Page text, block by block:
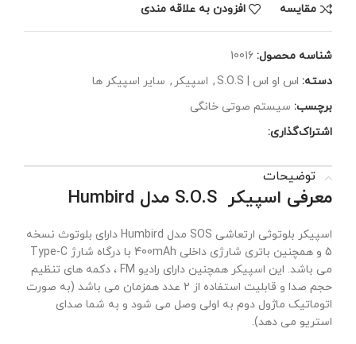
مقايسه
افزودن به علاقه مندی
شناسه محصول: 10016
دسته: اس او اس | S.O.S , اسپیکر , سایر اسپیکر ها
برچسب: سیستم صوتی خانگی
اشتراک‌گذاری:
توضیحات
معرفی اسپیکر S.O.S مدل Humbird
اسپیکر بلوتوثی ارتعاشی SOS مدل Humbird دارای بلوتوث نسخه
5 و همچنین باتری شارژی داخلی 400mAh با درگاه شارژ Type-C
می باشد. این اسپیکر همچنین دارای رادیو FM ، دکمه های تنظیم
حجم صدا و قابلیت استفاده از 2 عدد همزمان می باشد (به صورت
اتوماتیک ماژول دوم به اولی وصل می شود و به شما صدای
استریو می دهد).